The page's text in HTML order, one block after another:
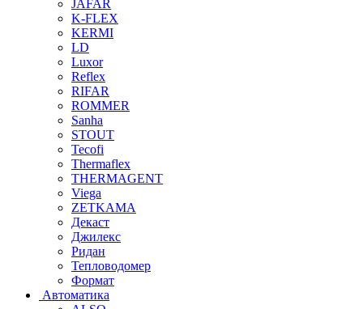
JAFAR
K-FLEX
KERMI
LD
Luxor
Reflex
RIFAR
ROMMER
Sanha
STOUT
Tecofi
Thermaflex
THERMAGENT
Viega
ZETKAMA
Декаст
Джилекс
Ридан
Тепловодомер
Формат
Автоматика